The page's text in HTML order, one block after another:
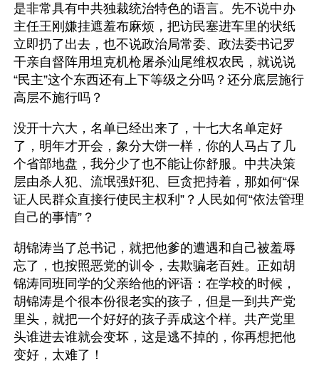
是非常具有中共独裁统治特色的语言。先不说中办
主任王刚嫌挂遮羞布麻烦，把访民塞进车里的状纸
立即扔了出去，也不说政治局常委、政法委书记罗
干亲自督阵用坦克机枪屠杀汕尾维权农民，就说说
“民主”这个东西还有上下等级之分吗？还分底层施行
高层不施行吗？
没开十六大，名单已经出来了，十七大名单定好
了，明年才开会，象分大饼一样，你的人马占了几
个省部地盘，我分少了也不能让你舒服。中共决策
层由杀人犯、流氓强奸犯、巨贪把持着，那如何“保
证人民群众直接行使民主权利”？人民如何“依法管理
自己的事情”？
胡锦涛当了总书记，就把他爹的遭遇和自己被羞辱
忘了，也按照恶党的训令，去欺骗老百姓。正如胡
锦涛同班同学的父亲给他的评语：在学校的时候，
胡锦涛是个很本份很老实的孩子，但是一到共产党
里头，就把一个好好的孩子弄成这个样。共产党里
头谁进去谁就会变坏，这是逃不掉的，你再想把他
变好，太难了！